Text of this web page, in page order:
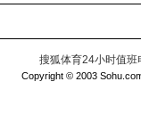
搜狐体育24小时值
Copyright © 2003